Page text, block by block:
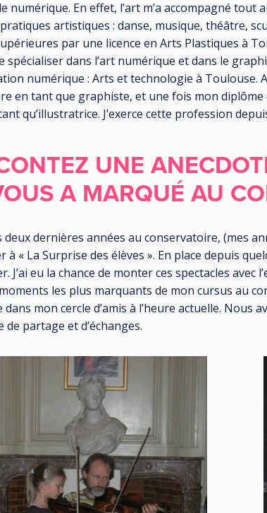
numérique. En effet, l’art m’a accompagné tout
artistiques : danse, musique, théâtre,
par une licence en Arts Plastiques à
spécialiser dans l’art numérique et dans le
numérique : Arts et technologie à Toulouse.
en tant que graphiste, et une fois mon diplôme
qu’illustratrice. J’exerce cette profession
UNE
A MARQUÉ AU
deux dernières années au conservatoire, (mes
à « La Surprise des élèves ». En place depuis
J’ai eu la chance de monter ces spectacles avec
les plus marquants de mon cursus au
mon cercle d’amis à l’heure actuelle. Nous
partage et d’échanges.